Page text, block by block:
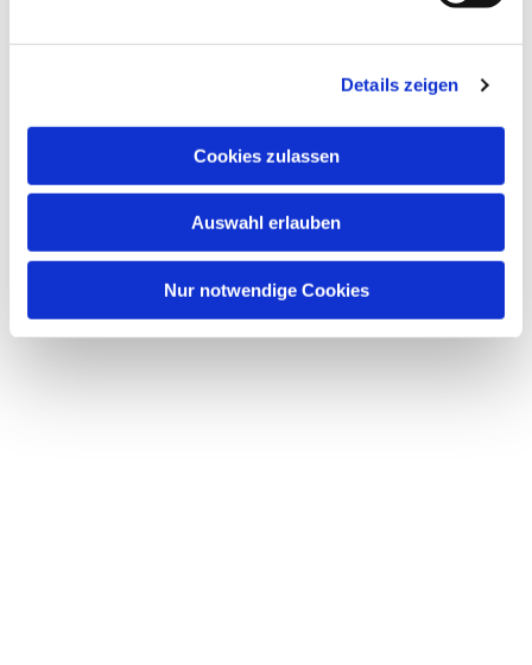
Details zeigen
Cookies zulassen
Auswahl erlauben
Nur notwendige Cookies